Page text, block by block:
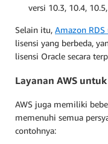
versi 10.3, 10.4,
Selain itu, Amazon
lisensi yang berbeda,
lisensi Oracle secara
Layanan AWS
AWS juga memiliki
memenuhi semua
contohnya: